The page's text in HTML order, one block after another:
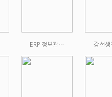
ERP 정보관… 강선